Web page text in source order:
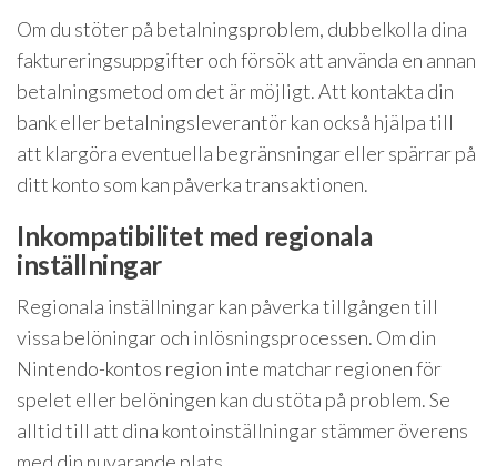
Om du stöter på betalningsproblem, dubbelkolla dina
faktureringsuppgifter och försök att använda en annan
betalningsmetod om det är möjligt. Att kontakta din
bank eller betalningsleverantör kan också hjälpa till
att klargöra eventuella begränsningar eller spärrar på
ditt konto som kan påverka transaktionen.
Inkompatibilitet med regionala
inställningar
Regionala inställningar kan påverka tillgången till
vissa belöningar och inlösningsprocessen. Om din
Nintendo-kontos region inte matchar regionen för
spelet eller belöningen kan du stöta på problem. Se
alltid till att dina kontoinställningar stämmer överens